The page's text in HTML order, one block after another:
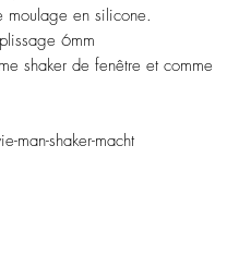
moulage en silicone.
6mm
shaker de fenêtre et comme
shaker-macht